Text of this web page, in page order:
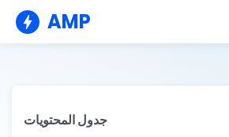
AMP
جدول المحتويات